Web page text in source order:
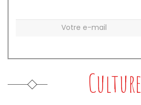
Culture